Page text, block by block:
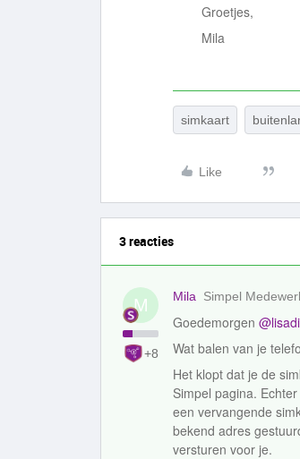
Groetjes,
Mila
simkaart
Like
3 reacties
M
+8
Mila Simpel
Goedemorgen
Wat balen van je
Het klopt dat je de
Simpel pagina.
een vervangende
bekend adres
versturen voor je.